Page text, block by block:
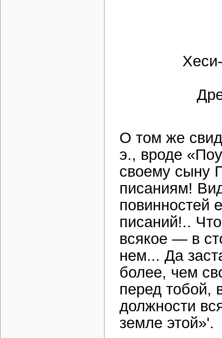
О том же
э., вроде
своему сыну
писаниям!
повинностей
писаний!..
всякое — в
нем... Да
более, чем
перед тобой,
должности
земле этой»'.